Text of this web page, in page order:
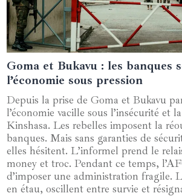
03 mars 2025
Goma et Bukavu : les banques
l’économie sous pression
Depuis la prise de Goma et Bukavu
l’économie vacille sous l’insécurité et
Kinshasa. Les rebelles imposent la
banques. Mais sans garanties de
elles hésitent. L’informel prend le
money et troc. Pendant ce temps,
d’imposer une administration fragile.
en étau, oscillent entre survie et